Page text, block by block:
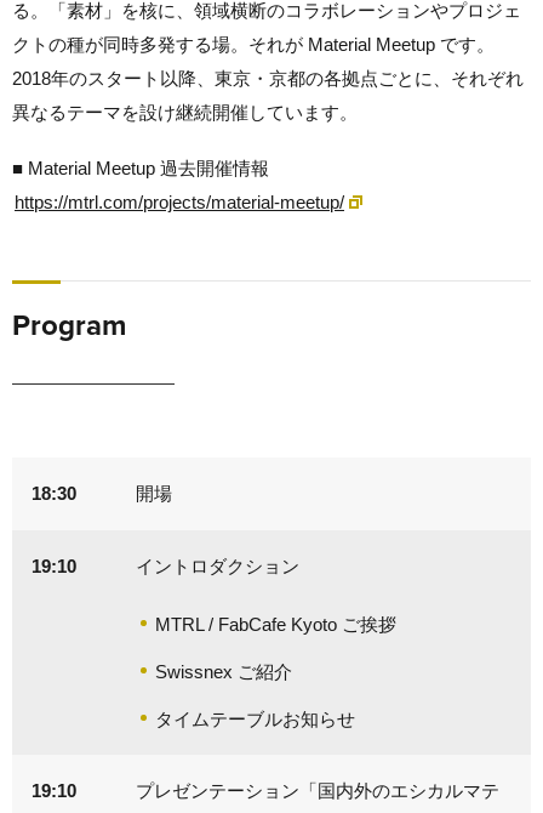
る。「素材」を核に、領域横断のコラボレーションやプロジェ
クトの種が同時多発する場。それが Material Meetup です。
2018年のスタート以降、東京・京都の各拠点ごとに、それぞれ
異なるテーマを設け継続開催しています。
■ Material Meetup 過去開催情報
https://mtrl.com/projects/material-meetup/
Program
18:30 開場
19:10 イントロダクション
MTRL / FabCafe Kyoto ご挨拶
Swissnex ご紹介
タイムテーブルお知らせ
19:10
プレゼンテーション「国内外のエシカルマテ